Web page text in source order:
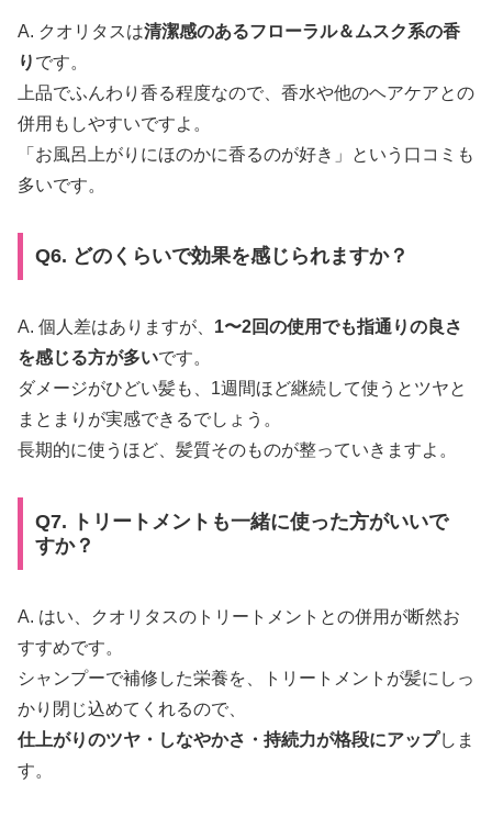
A. クオリタスは清潔感のあるフローラル＆ムスク系の香
り です。
上品でふんわり香る程度なので、香水や他のヘアケアとの
併用もしやすいですよ。
「お風呂上がりにほのかに香るのが好き」という口コミも
多いです。
Q6. どのくらいで効果を感じられますか？
A. 個人差はありますが、 1〜2回の使用でも指通りの良さ
を感じる方が多いです。
ダメージがひどい髪も、1週間ほど継続して使うとツヤと
まとまりが実感できるでしょう。
長期的に使うほど、髪質そのものが整っていきますよ。
Q7. トリートメントも一緒に使った方がいいで
すか？
A. はい、クオリタスのトリートメントとの併用が断然お
すすめです。
シャンプーで補修した栄養を、トリートメントが髪にしっ
かり閉じ込めてくれるので、
仕上がりのツヤ・しなやかさ・持続力が格段にアップしま
す。